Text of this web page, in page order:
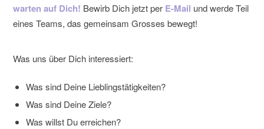
warten auf Dich! Bewirb Dich jetzt per E-Mail und werde Teil
eines Teams, das gemeinsam Grosses bewegt!
Was uns über Dich interessiert:
Was sind Deine Lieblingstätigkeiten?
Was sind Deine Ziele?
Was willst Du erreichen?